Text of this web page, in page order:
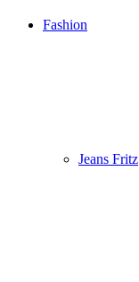
Fashion
Jeans Fritz